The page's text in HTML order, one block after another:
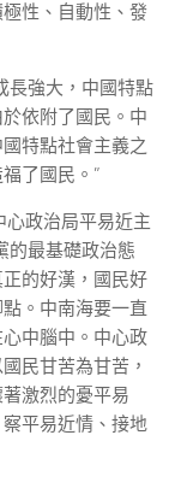
性、自動性、發
長強大，中國特點
依附了國民。中
特點社會主義之
了國民。”
心政治局平易近主
的最基礎政治態
的好漢，國民好
。中南海要一直
中腦中。中心政
民甘苦為甘苦，
激烈的憂平易
平易近情、接地